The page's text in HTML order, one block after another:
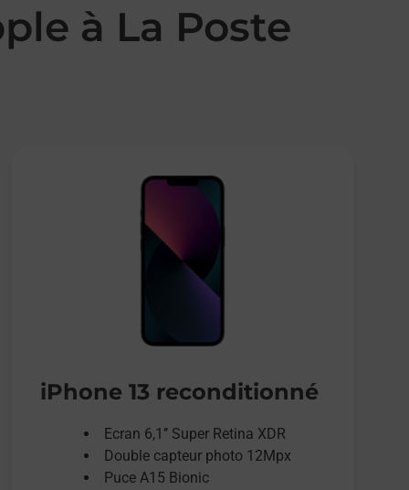
à La Poste
iPhone 13 reconditionné
Ecran 6,1’’ Super Retina XDR
Double capteur photo 12Mpx
Puce A15 Bionic